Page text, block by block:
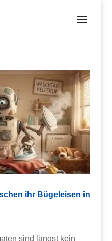
ihr Bügeleisen in
sind längst kein